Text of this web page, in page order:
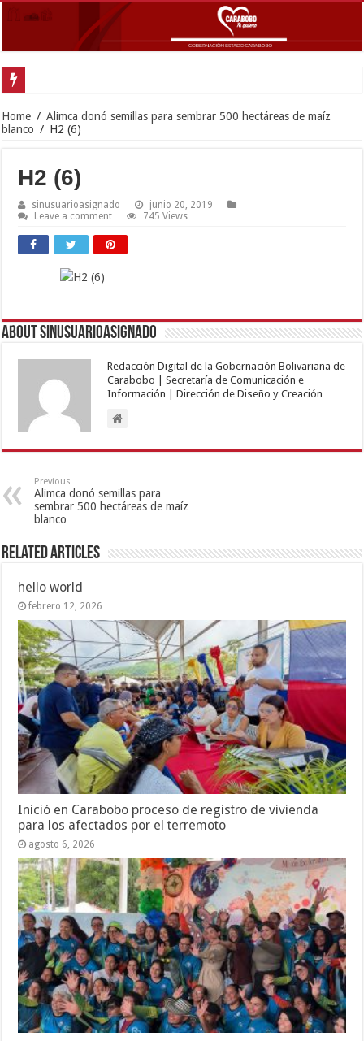
Home / Alimca donó semillas para sembrar 500 hectáreas de maíz
blanco / H2 (6)
H2 (6)
sinusuarioasignado
junio 20, 2019
Leave a comment
745 Views
About sinusuarioasignado
Redacción Digital de la Gobernación Bolivariana de
Carabobo | Secretaría de Comunicación e
Información | Dirección de Diseño y Creación
Previous
Alimca donó semillas para
sembrar 500 hectáreas de maíz
blanco
Related Articles
hello world
febrero 12, 2026
Inició en Carabobo proceso de registro de vivienda
para los afectados por el terremoto
agosto 6, 2026